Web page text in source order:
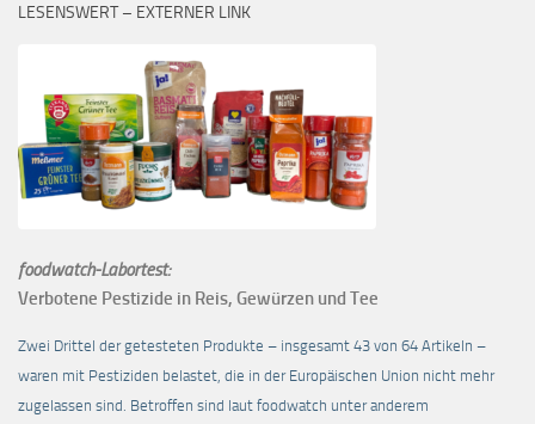
LESENSWERT – EXTERNER LINK
foodwatch-Labortest:
Verbotene Pestizide in Reis, Gewürzen und Tee
Zwei Drittel der getesteten Produkte – insgesamt 43 von 64 Artikeln –
waren mit Pestiziden belastet, die in der Europäischen Union nicht mehr
zugelassen sind. Betroffen sind laut foodwatch unter anderem